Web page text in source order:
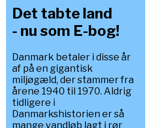
Det tabte land
- nu som E-bog!
Danmark betaler i disse år
af på en gigantisk
miljøgæld, der stammer fra
årene 1940 til 1970. Aldrig
tidligere i
Danmarkshistorien er så
mange vandløb lagt i rør